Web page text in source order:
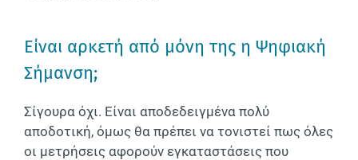
Είναι αρκετή από μόνη της η Ψηφιακή
Σήμανση;
Σίγουρα όχι. Είναι αποδεδειγμένα πολύ
αποδοτική, όμως θα πρέπει να τονιστεί πως όλες
οι μετρήσεις αφορούν εγκαταστάσεις που